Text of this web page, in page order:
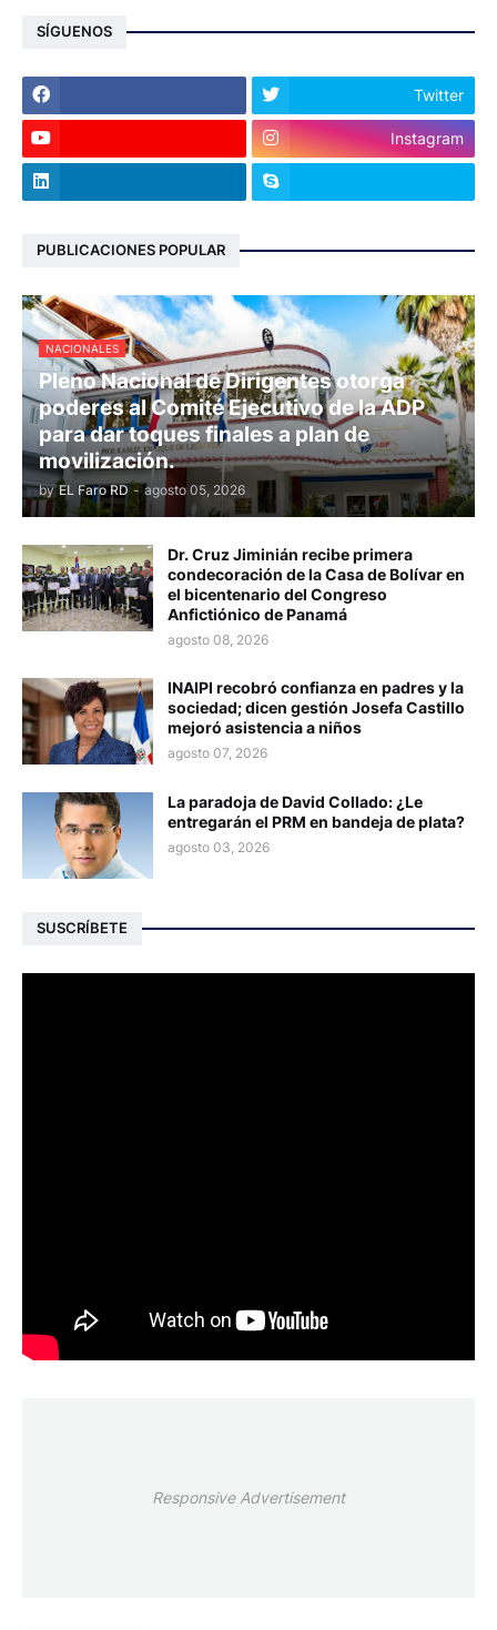
SÍGUENOS
Twitter
Instagram
PUBLICACIONES POPULAR
NACIONALES
Pleno Nacional de Dirigentes otorga
poderes al Comité Ejecutivo de la ADP
para dar toques finales a plan de
movilización.
by EL Faro RD - agosto 05, 2026
Dr. Cruz Jiminián recibe primera
condecoración de la Casa de Bolívar en
el bicentenario del Congreso
Anfictiónico de Panamá
agosto 08, 2026
INAIPI recobró confianza en padres y la
sociedad; dicen gestión Josefa Castillo
mejoró asistencia a niños
agosto 07, 2026
La paradoja de David Collado: ¿Le
entregarán el PRM en bandeja de plata?
agosto 03, 2026
SUSCRÍBETE
Responsive Advertisement